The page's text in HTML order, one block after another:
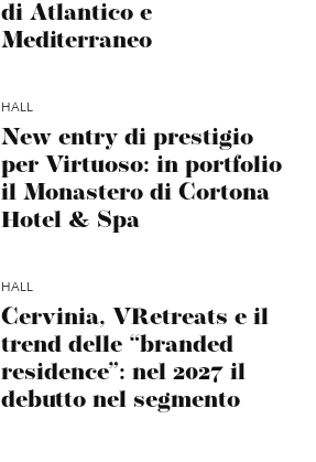
di Atlantico e
Mediterraneo
HALL
New entry di prestigio
per Virtuoso: in portfolio
il Monastero di Cortona
Hotel & Spa
HALL
Cervinia, VRetreats e il
trend delle “branded
residence”: nel 2027 il
debutto nel segmento